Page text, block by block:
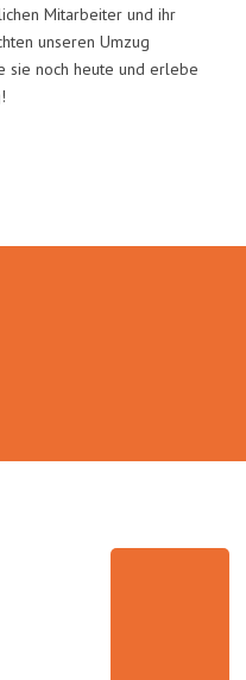
Mitarbeiter und ihr
unseren Umzug
sie noch heute und erlebe